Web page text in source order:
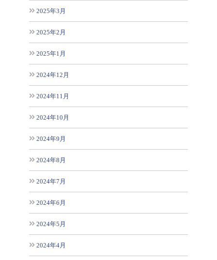
2025年3月
2025年2月
2025年1月
2024年12月
2024年11月
2024年10月
2024年9月
2024年8月
2024年7月
2024年6月
2024年5月
2024年4月